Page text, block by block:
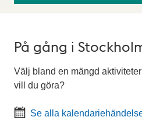
På gång i
Välj bland en mängd
vill du göra?
Se alla